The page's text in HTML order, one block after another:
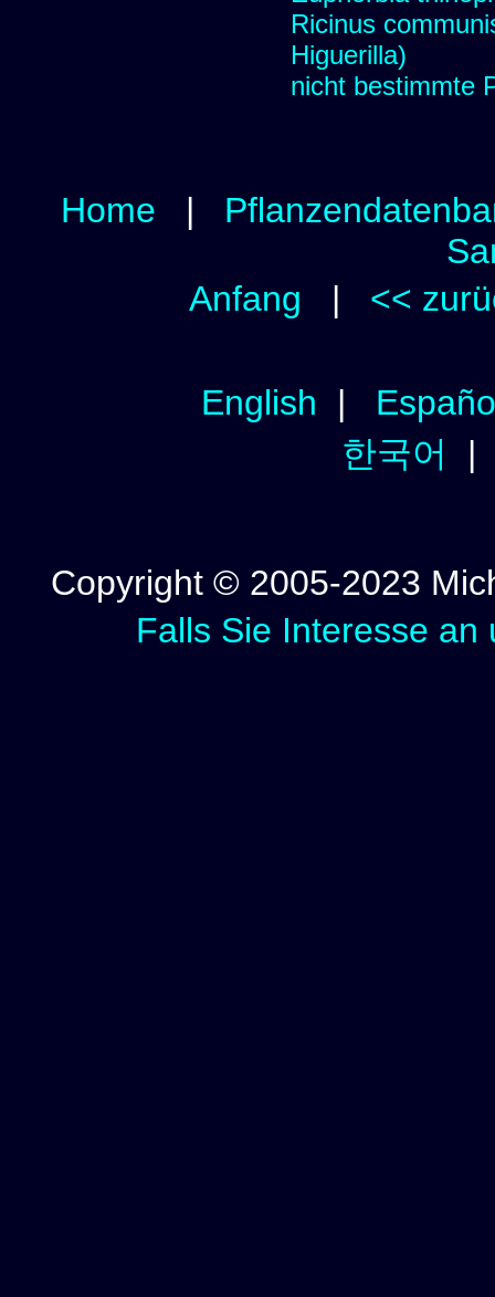
Ricinus
Higuerilla)
nicht bestimmte
Home |
Anfang | <<
English |
한국어
Copyright © 2005-2023
Falls Sie Interesse